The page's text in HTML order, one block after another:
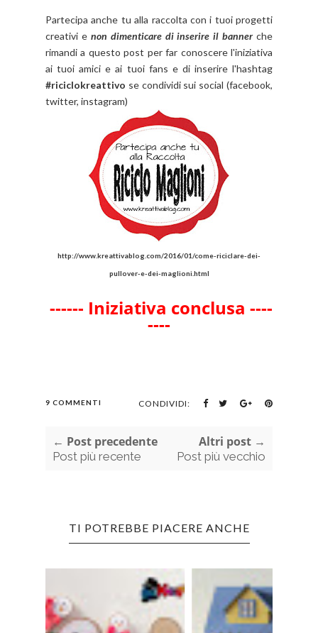
Partecipa anche tu alla raccolta con i tuoi progetti
creativi e non dimenticare di inserire il bannerche
rimandi a questo post per far conoscere l'iniziativa
ai tuoi amici e ai tuoi fans e di inserire l'hashtag
#riciclokreattivo se condividi sui social (facebook,
twitter, instagram)
http://www.kreattivablog.com/2016/01/come-riciclare-dei-
pullover-e-dei-maglioni.html
------ Iniziativa conclusa ----
----
9 COMMENTI CONDIVIDI:
← Post precedente
Post più recente
Altri post →
Post più vecchio
TI POTREBBE PIACERE ANCHE